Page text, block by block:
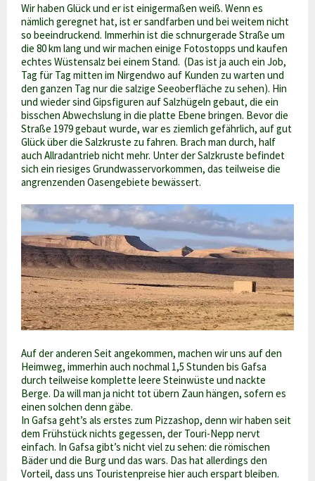
Wir haben Glück und er ist einigermaßen weiß. Wenn es
nämlich geregnet hat, ist er sandfarben und bei weitem nicht
so beeindruckend. Immerhin ist die schnurgerade Straße um
die 80 km lang und wir machen einige Fotostopps und kaufen
echtes Wüstensalz bei einem Stand. (Das ist ja auch ein Job,
Tag für Tag mitten im Nirgendwo auf Kunden zu warten und
den ganzen Tag nur die salzige Seeoberfläche zu sehen). Hin
und wieder sind Gipsfiguren auf Salzhügeln gebaut, die ein
bisschen Abwechslung in die platte Ebene bringen. Bevor die
Straße 1979 gebaut wurde, war es ziemlich gefährlich, auf gut
Glück über die Salzkruste zu fahren. Brach man durch, half
auch Allradantrieb nicht mehr. Unter der Salzkruste befindet
sich ein riesiges Grundwasservorkommen, das teilweise die
angrenzenden Oasengebiete bewässert.
Auf der anderen Seit angekommen, machen wir uns auf den
Heimweg, immerhin auch nochmal 1,5 Stunden bis Gafsa
durch teilweise komplette leere Steinwüste und nackte
Berge. Da will man ja nicht tot übern Zaun hängen, sofern es
einen solchen denn gäbe.
In Gafsa geht’s als erstes zum Pizzashop, denn wir haben seit
dem Frühstück nichts gegessen, der Touri-Nepp nervt
einfach. In Gafsa gibt’s nicht viel zu sehen: die römischen
Bäder und die Burg und das wars. Das hat allerdings den
Vorteil, dass uns Touristenpreise hier auch erspart bleiben.